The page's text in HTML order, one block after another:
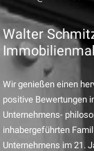
Walter
Wir genießen einen
positive Bewertungen
Unternehmens-
inhabergeführten
Unternehmens im 21.